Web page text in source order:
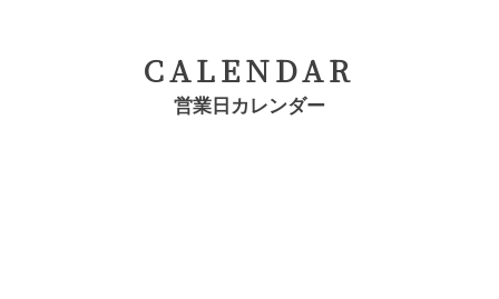
CALENDAR
営業日カレンダー